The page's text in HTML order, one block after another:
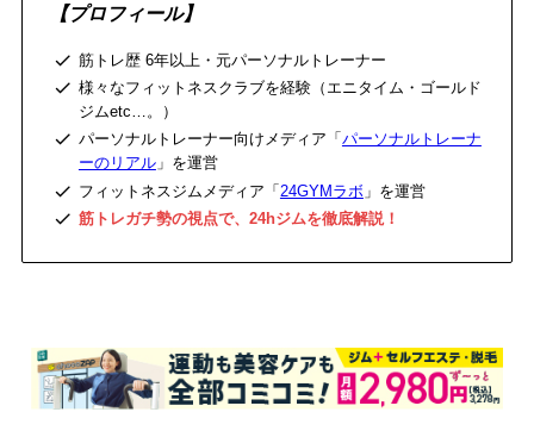
【プロフィール】
筋トレ歴 6年以上・元パーソナルトレーナー
様々なフィットネスクラブを経験（エニタイム・ゴールド
ジムetc…。）
パーソナルトレーナー向けメディア「 パーソナルトレーナ
ーのリアル」を運営
フィットネスジムメディア「24GYMラボ 」を運営
筋トレガチ勢の視点で、24hジムを徹底解説！